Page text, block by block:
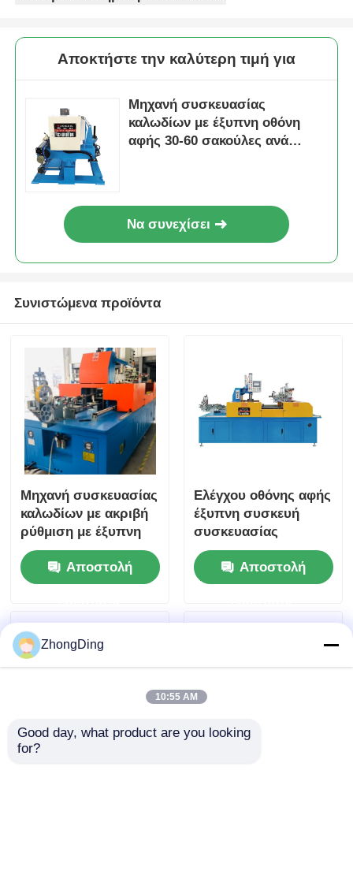
Αποκτήστε την καλύτερη τιμή για
Μηχανή συσκευασίας
καλωδίων με έξυπνη οθόνη
αφής 30-60 σακούλες ανά
Να συνεχίσει
Συνιστώμενα προϊόντα
Μηχανή συσκευασίας
καλωδίων με ακριβή
ρύθμιση με έξυπνη
οθόνη αφής 30-60
σακούλες/λεπτο
Αποστολή
Ελέγχου οθόνης αφής
έξυπνη συσκευή
συσκευασίας
καλωδίων 30-60
σακούλες / λεπτό
υψηλή απόδοση
Αποστολή
ZhongDing
10:55 AM
Good day, what product are you looking
for?